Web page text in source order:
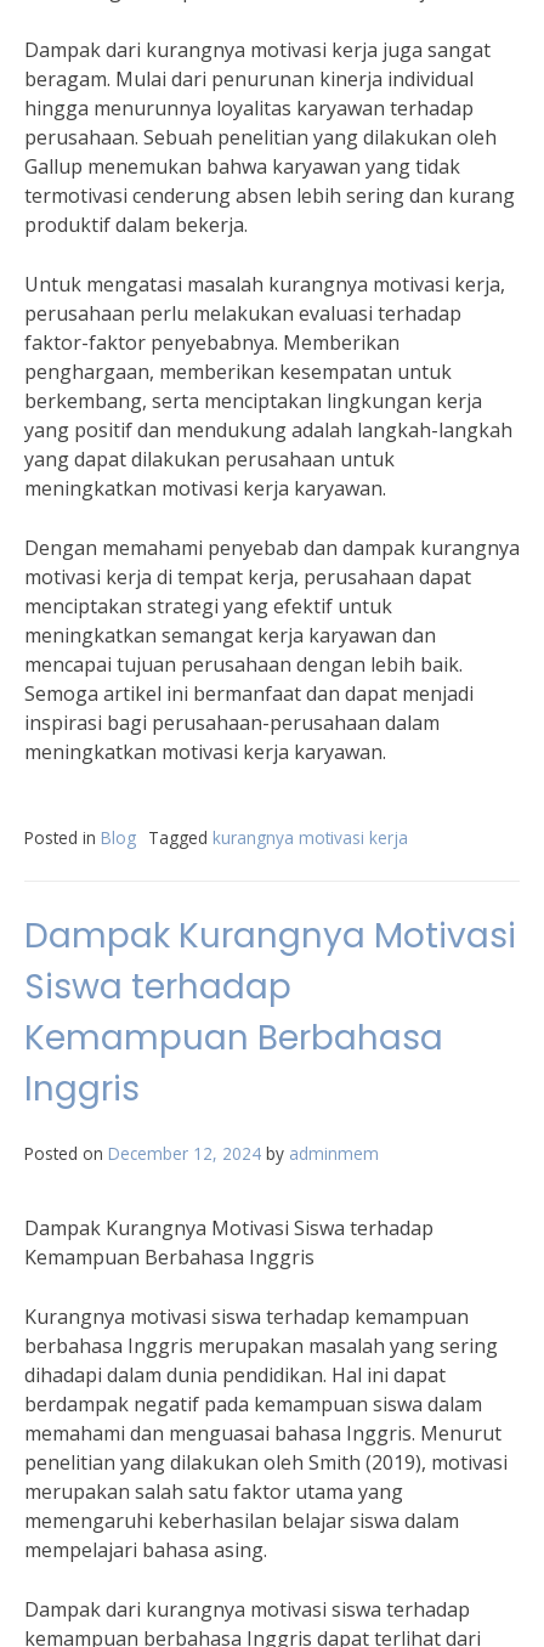
Dampak dari kurangnya motivasi kerja juga sangat
beragam. Mulai dari penurunan kinerja individual
hingga menurunnya loyalitas karyawan terhadap
perusahaan. Sebuah penelitian yang dilakukan oleh
Gallup menemukan bahwa karyawan yang tidak
termotivasi cenderung absen lebih sering dan kurang
produktif dalam bekerja.
Untuk mengatasi masalah kurangnya motivasi kerja,
perusahaan perlu melakukan evaluasi terhadap
faktor-faktor penyebabnya. Memberikan
penghargaan, memberikan kesempatan untuk
berkembang, serta menciptakan lingkungan kerja
yang positif dan mendukung adalah langkah-langkah
yang dapat dilakukan perusahaan untuk
meningkatkan motivasi kerja karyawan.
Dengan memahami penyebab dan dampak kurangnya
motivasi kerja di tempat kerja, perusahaan dapat
menciptakan strategi yang efektif untuk
meningkatkan semangat kerja karyawan dan
mencapai tujuan perusahaan dengan lebih baik.
Semoga artikel ini bermanfaat dan dapat menjadi
inspirasi bagi perusahaan-perusahaan dalam
meningkatkan motivasi kerja karyawan.
Posted in Blog Tagged kurangnya motivasi kerja
Dampak Kurangnya Motivasi
Siswa terhadap
Kemampuan Berbahasa
Inggris
Posted on December 12, 2024 by adminmem
Dampak Kurangnya Motivasi Siswa terhadap
Kemampuan Berbahasa Inggris
Kurangnya motivasi siswa terhadap kemampuan
berbahasa Inggris merupakan masalah yang sering
dihadapi dalam dunia pendidikan. Hal ini dapat
berdampak negatif pada kemampuan siswa dalam
memahami dan menguasai bahasa Inggris. Menurut
penelitian yang dilakukan oleh Smith (2019), motivasi
merupakan salah satu faktor utama yang
memengaruhi keberhasilan belajar siswa dalam
mempelajari bahasa asing.
Dampak dari kurangnya motivasi siswa terhadap
kemampuan berbahasa Inggris dapat terlihat dari